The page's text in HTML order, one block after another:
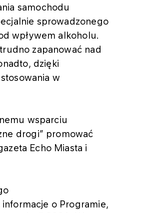
samochodu
sprowadzonego
wpływem alkoholu.
zapanować nad
dzięki
w
wsparciu
drogi” promować
Echo Miasta i
o Programie,